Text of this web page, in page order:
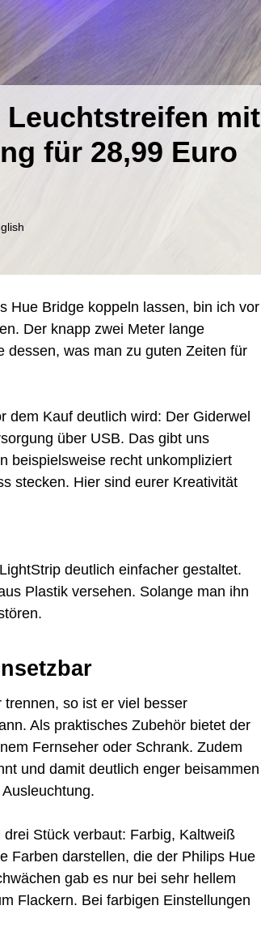
mit
für 28,99 Euro
Hue Bridge koppeln lassen, bin ich vor
Der knapp zwei Meter lange
dessen, was man zu guten Zeiten für
dem Kauf deutlich wird: Der Giderwel
über USB. Das gibt uns
beispielsweise recht unkompliziert
stecken. Hier sind eurer Kreativität
deutlich einfacher gestaltet.
Plastik versehen. Solange man ihn
so ist er viel besser
Als praktisches Zubehör bietet der
Fernseher oder Schrank. Zudem
und damit deutlich enger beisammen
Stück verbaut: Farbig, Kaltweiß
Farben darstellen, die der Philips Hue
gab es nur bei sehr hellem
Flackern. Bei farbigen Einstellungen